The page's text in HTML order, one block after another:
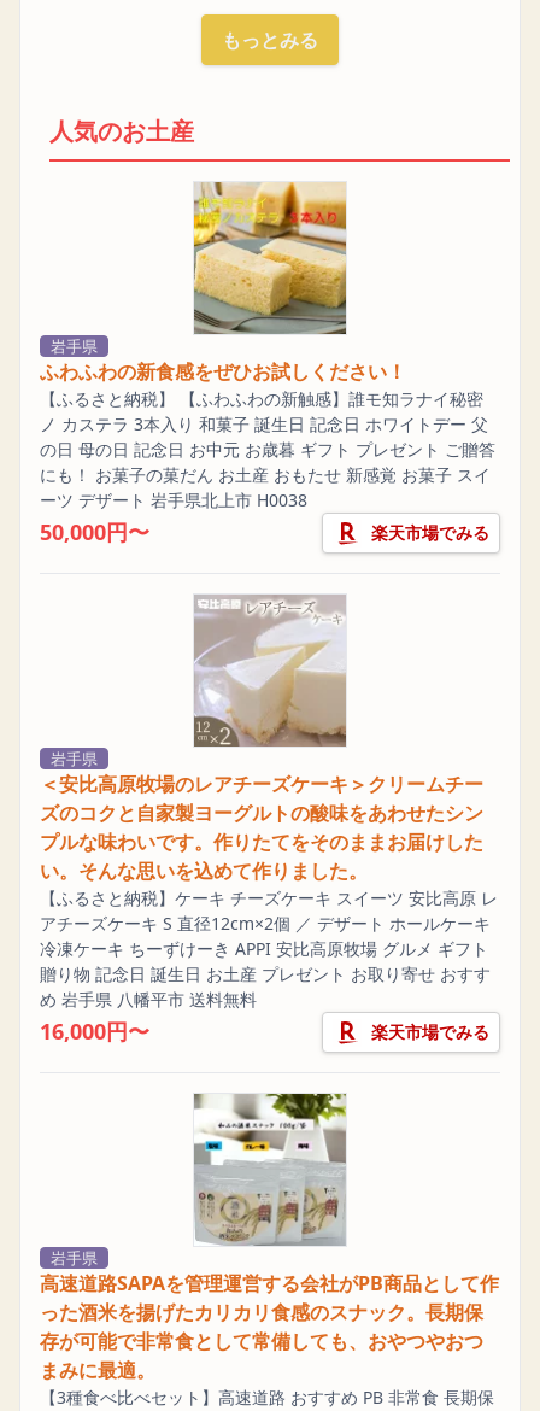
もっとみる
人気のお土産
岩手県
ふわふわの新食感をぜひお試しください！
【ふるさと納税】 【ふわふわの新触感】誰モ知ラナイ秘密
ノ カステラ 3本入り 和菓子 誕生日 記念日 ホワイトデー 父
の日 母の日 記念日 お中元 お歳暮 ギフト プレゼント ご贈答
にも！ お菓子の菓だん お土産 おもたせ 新感覚 お菓子 スイ
ーツ デザート 岩手県北上市 H0038
50,000円〜 楽天市場でみる
岩手県
＜安比高原牧場のレアチーズケーキ＞クリームチー
ズのコクと自家製ヨーグルトの酸味をあわせたシン
プルな味わいです。作りたてをそのままお届けした
い。そんな思いを込めて作りました。
【ふるさと納税】ケーキ チーズケーキ スイーツ 安比高原 レ
アチーズケーキ S 直径12cm×2個 ／ デザート ホールケーキ
冷凍ケーキ ちーずけーき APPI 安比高原牧場 グルメ ギフト
贈り物 記念日 誕生日 お土産 プレゼント お取り寄せ おすす
め 岩手県 八幡平市 送料無料
16,000円〜 楽天市場でみる
岩手県
高速道路SAPAを管理運営する会社がPB商品として作
った酒米を揚げたカリカリ食感のスナック。長期保
存が可能で非常食として常備しても、おやつやおつ
まみに最適。
【3種食べ比べセット】高速道路 おすすめ PB 非常食 長期保